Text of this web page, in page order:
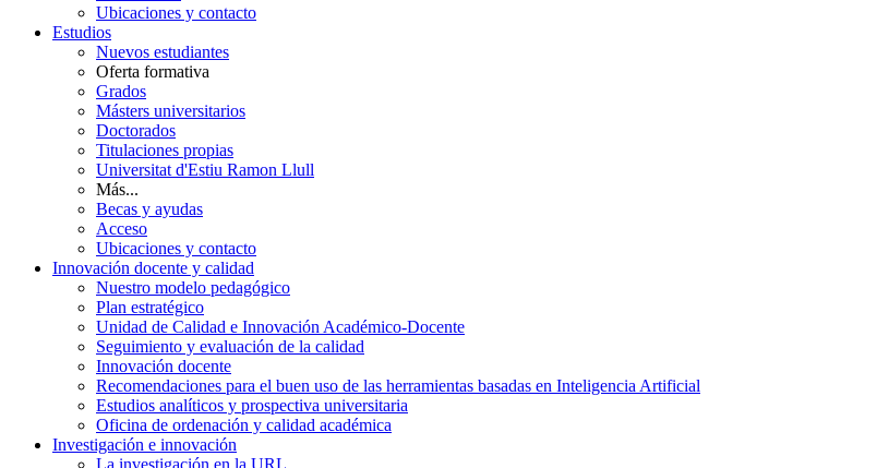
Ubicaciones y contacto
Estudios
Nuevos estudiantes
Oferta formativa
Grados
Másters universitarios
Doctorados
Titulaciones propias
Universitat d'Estiu Ramon Llull
Más...
Becas y ayudas
Acceso
Ubicaciones y contacto
Innovación docente y calidad
Nuestro modelo pedagógico
Plan estratégico
Unidad de Calidad e Innovación Académico-Docente
Seguimiento y evaluación de la calidad
Innovación docente
Recomendaciones para el buen uso de las herramientas basadas en Inteligencia Artificial
Estudios analíticos y prospectiva universitaria
Oficina de ordenación y calidad académica
Investigación e innovación
La investigación en la URL